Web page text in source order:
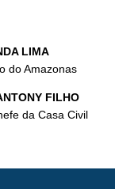
LIMA
do Amazonas
FILHO
da Casa Civil